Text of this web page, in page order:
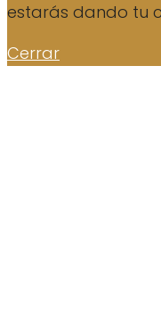
estarás dando tu
Cerrar